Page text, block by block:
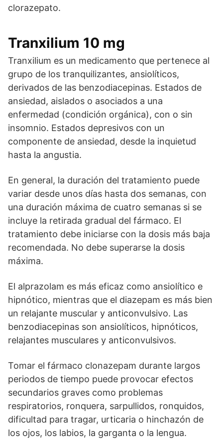
clorazepato.
Tranxilium 10 mg
Tranxilium es un medicamento que pertenece al
grupo de los tranquilizantes, ansiolíticos,
derivados de las benzodiacepinas. Estados de
ansiedad, aislados o asociados a una
enfermedad (condición orgánica), con o sin
insomnio. Estados depresivos con un
componente de ansiedad, desde la inquietud
hasta la angustia.
En general, la duración del tratamiento puede
variar desde unos días hasta dos semanas, con
una duración máxima de cuatro semanas si se
incluye la retirada gradual del fármaco. El
tratamiento debe iniciarse con la dosis más baja
recomendada. No debe superarse la dosis
máxima.
El alprazolam es más eficaz como ansiolítico e
hipnótico, mientras que el diazepam es más bien
un relajante muscular y anticonvulsivo. Las
benzodiacepinas son ansiolíticos, hipnóticos,
relajantes musculares y anticonvulsivos.
Tomar el fármaco clonazepam durante largos
periodos de tiempo puede provocar efectos
secundarios graves como problemas
respiratorios, ronquera, sarpullidos, ronquidos,
dificultad para tragar, urticaria o hinchazón de
los ojos, los labios, la garganta o la lengua.